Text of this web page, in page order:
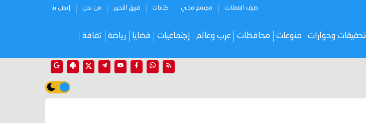
صرف العملات مجتمع مدني كتابات فريق التحرير من نحن إتصل بنا
تحقيقات وحوارات منوعات محافظات عرب وعالم إجتماعيات قضايا رياضة ثقافة